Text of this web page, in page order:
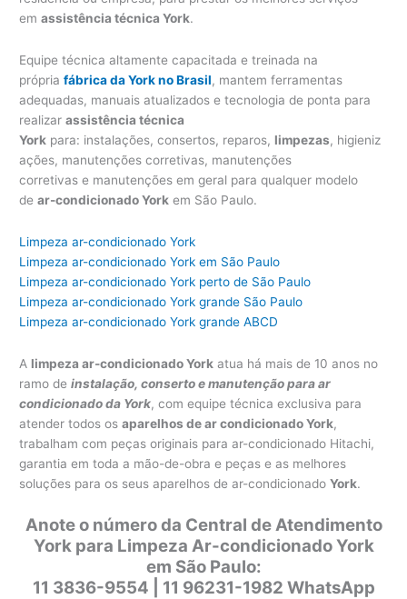
emassistência técnica York.
Equipe técnica altamente capacitada e treinada na
própriafábrica da York no Brasil, mantem ferramentas
adequadas, manuais atualizados e tecnologia de ponta para
realizarassistência técnica
York para: instalações, consertos, reparos, limpezas, higieniz
ações, manutenções corretivas, manutenções
corretivas e manutenções em geral para qualquer modelo
dear-condicionado York em São Paulo.
Limpeza ar-condicionado York
Limpeza ar-condicionado York em São Paulo
Limpeza ar-condicionado York perto de São Paulo
Limpeza ar-condicionado York grande São Paulo
Limpeza ar-condicionado York grande ABCD
A limpeza ar-condicionado York atua há mais de 10 anos no
ramo deinstalação, conserto e manutenção para ar
condicionado da York, com equipe técnica exclusiva para
atender todos osaparelhos de ar condicionado York,
trabalham com peças originais para ar-condicionado Hitachi,
garantia em toda a mão-de-obra e peças e as melhores
soluções para os seus aparelhos de ar-condicionadoYork.
Anote o número da Central de Atendimento
York para Limpeza Ar-condicionado York
em São Paulo:
11 3836-9554 | 11 96231-1982 WhatsApp